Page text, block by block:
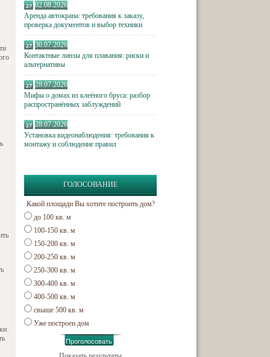
02.08.2026
Аренда автокрана: требования к заказу,
проверка документов и выбор техники
30.07.2026
Контактные линзы для плавания: риски и
альтернативы
28.07.2026
Мифы о домах из клеёного бруса: разбор
распространённых заблуждений
28.07.2026
Установка видеонаблюдения: требования к
монтажу и соблюдение правил
ГОЛОСОВАНИЕ
Какой площади Вы хотите построить дом?
до 100 кв. м
100-150 кв. м
150-200 кв. м
200-250 кв. м
250-300 кв. м
300-400 кв. м
400-500 кв. м
свыше 500 кв. м
Уже построен дом